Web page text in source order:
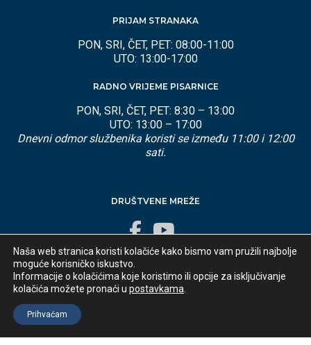
PRIJAM STRANAKA
PON, SRI, ČET, PET: 08:00-11:00
UTO: 13:00-17:00
RADNO VRIJEME PISARNICE
PON, SRI, ČET, PET: 8:30 – 13:00
UTO: 13:00 – 17:00
Dnevni odmor službenika koristi se između 11:00 i 12:00
sati.
DRUŠTVENE MREŽE
Developed byappydevelopment
Naša web stranica koristi kolačiće kako bismo vam pružili najbolje
moguće korisničko iskustvo.
Informacije o kolačićima koje koristimo ili opcije za isključivanje
kolačića možete pronaći u postavkama
Prihvaćam